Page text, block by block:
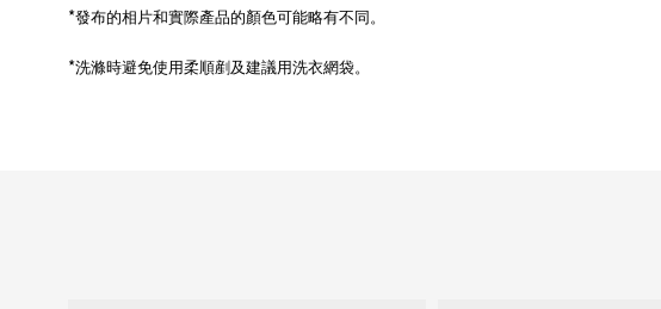
*發布的相片和實際產品的顏色可能略有不同。
*洗滌時避免使用柔順剷及建議用洗衣網袋。